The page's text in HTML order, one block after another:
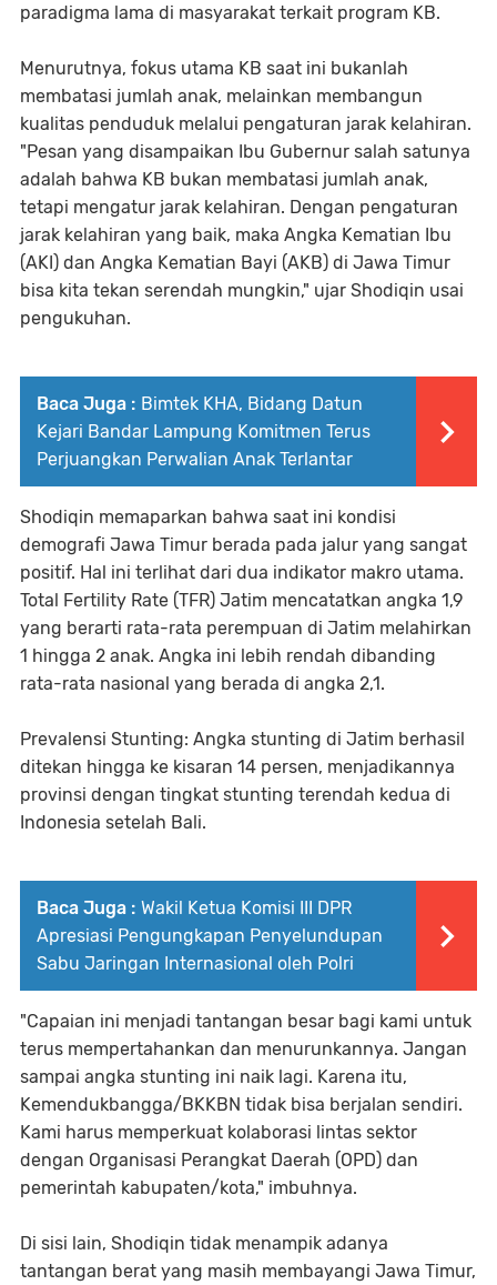
paradigma lama di masyarakat terkait program KB.
Menurutnya, fokus utama KB saat ini bukanlah
membatasi jumlah anak, melainkan membangun
kualitas penduduk melalui pengaturan jarak kelahiran.
"Pesan yang disampaikan Ibu Gubernur salah satunya
adalah bahwa KB bukan membatasi jumlah anak,
tetapi mengatur jarak kelahiran. Dengan pengaturan
jarak kelahiran yang baik, maka Angka Kematian Ibu
(AKI) dan Angka Kematian Bayi (AKB) di Jawa Timur
bisa kita tekan serendah mungkin," ujar Shodiqin usai
pengukuhan.
Baca Juga : Bimtek KHA, Bidang Datun
Kejari Bandar Lampung Komitmen Terus
Perjuangkan Perwalian Anak Terlantar
Shodiqin memaparkan bahwa saat ini kondisi
demografi Jawa Timur berada pada jalur yang sangat
positif. Hal ini terlihat dari dua indikator makro utama.
Total Fertility Rate (TFR) Jatim mencatatkan angka 1,9
yang berarti rata-rata perempuan di Jatim melahirkan
1 hingga 2 anak. Angka ini lebih rendah dibanding
rata-rata nasional yang berada di angka 2,1.
Prevalensi Stunting: Angka stunting di Jatim berhasil
ditekan hingga ke kisaran 14 persen, menjadikannya
provinsi dengan tingkat stunting terendah kedua di
Indonesia setelah Bali.
Baca Juga : Wakil Ketua Komisi III DPR
Apresiasi Pengungkapan Penyelundupan
Sabu Jaringan Internasional oleh Polri
"Capaian ini menjadi tantangan besar bagi kami untuk
terus mempertahankan dan menurunkannya. Jangan
sampai angka stunting ini naik lagi. Karena itu,
Kemendukbangga/BKKBN tidak bisa berjalan sendiri.
Kami harus memperkuat kolaborasi lintas sektor
dengan Organisasi Perangkat Daerah (OPD) dan
pemerintah kabupaten/kota," imbuhnya.
Di sisi lain, Shodiqin tidak menampik adanya
tantangan berat yang masih membayangi Jawa Timur,